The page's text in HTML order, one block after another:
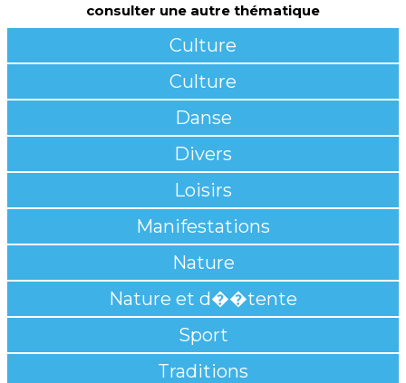
consulter une autre thématique
Culture
Culture
Danse
Divers
Loisirs
Manifestations
Nature
Nature et d��tente
Sport
Traditions